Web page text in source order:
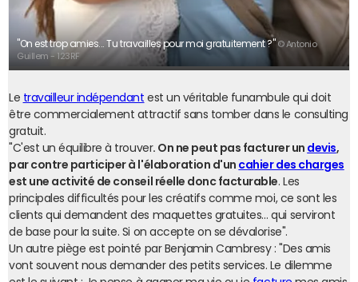
"On est trop amies... Tu travailles pour moi gratuitement ?" © Antonio
Guillem - 123RF
Le travailleur indépendant est un véritable funambule qui doit
être commercialement attractif sans tomber dans le consulting
gratuit.
"C'est un équilibre à trouver. On ne peut pas facturer un devis,
par contre participer à l'élaboration d'un cahier des charges
est une activité de conseil réelle donc facturable. Les
principales difficultés pour les créatifs comme moi, ce sont les
clients qui demandent des maquettes gratuites… qui serviront
de base pour la suite. Si on accepte on se dévalorise".
Un autre piège est pointé par Benjamin Cambresy : "Des amis
vont souvent nous demander des petits services. Le dilemme